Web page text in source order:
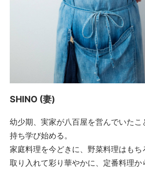
SHINO (妻)
幼少期、実家が八百屋を営んでいたこ
持ち学び始める。
家庭料理を今どきに、野菜料理はもち
取り入れて彩り華やかに、定番料理